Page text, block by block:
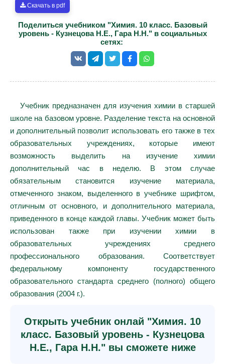
Скачать в pdf
Поделиться учебником "Химия. 10 класс. Базовый
уровень - Кузнецова Н.Е., Гара Н.Н." в социальных
сетях:
Учебник предназначен для изучения химии в старшей
школе на базовом уровне. Разделение текста на основной
и дополнительный позволит использовать его также в тех
образовательных учреждениях, которые имеют
возможность выделить на изучение химии
дополнительный час в неделю. В этом случае
обязательным становится изучение материала,
отмеченного знаком, выделенного в учебнике шрифтом,
отличным от основного, и дополнительного материала,
приведенного в конце каждой главы. Учебник может быть
использован также при изучении химии в
образовательных учреждениях среднего
профессионального образования. Соответствует
федеральному компоненту государственного
образовательного стандарта среднего (полного) общего
образования (2004 г.).
Открыть учебник онлай "Химия. 10
класс. Базовый уровень - Кузнецова
Н.Е., Гара Н.Н." вы сможете ниже